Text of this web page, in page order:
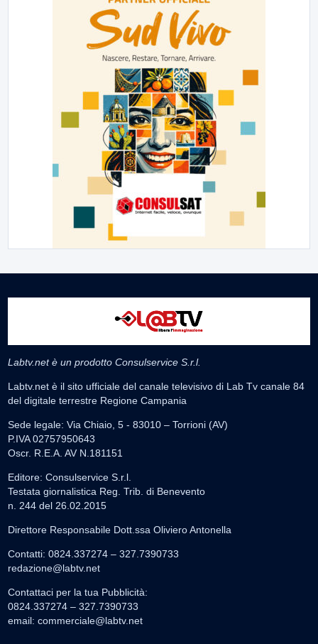
Labtv.net è un prodotto Consulservice S.r.l.
Labtv.net è il sito ufficiale del canale televisivo di Lab Tv canale 84
del digitale terrestre Regione Campania
Sede legale: Via Chiaio, 5 - 83010 – Torrioni (AV)
P.IVA 02757950643
Oscr. R.E.A. AV N.181151
Editore: Consulservice S.r.l.
Testata giornalistica Reg. Trib. di Benevento
n. 244 del 26.02.2015
Direttore Responsabile Dott.ssa Oliviero Antonella
Contatti: 0824.337274 – 327.7390733
redazione@labtv.net
Contattaci per la tua Pubblicità:
0824.337274 – 327.7390733
email: commerciale@labtv.net